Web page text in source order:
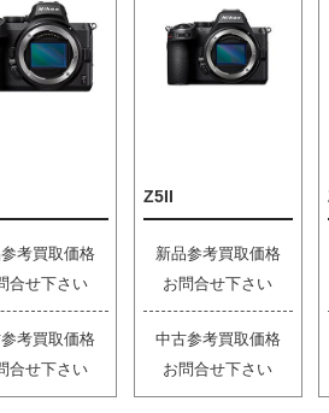
考買取価格
合せ下さい
考買取価格
合せ下さい
Z5II
新品参考買取価格
お問合せ下さい
中古参考買取価格
お問合せ下さい